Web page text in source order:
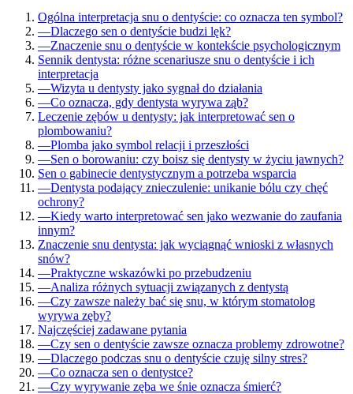
Ogólna interpretacja snu o dentyście: co oznacza ten symbol?
—Dlaczego sen o dentyście budzi lęk?
—Znaczenie snu o dentyście w kontekście psychologicznym
Sennik dentysta: różne scenariusze snu o dentyście i ich
interpretacja
—Wizyta u dentysty jako sygnał do działania
—Co oznacza, gdy dentysta wyrywa ząb?
Leczenie zębów u dentysty: jak interpretować sen o
plombowaniu?
—Plomba jako symbol relacji i przeszłości
—Sen o borowaniu: czy boisz się dentysty w życiu jawnych?
Sen o gabinecie dentystycznym a potrzeba wsparcia
—Dentysta podający znieczulenie: unikanie bólu czy chęć
ochrony?
—Kiedy warto interpretować sen jako wezwanie do zaufania
innym?
Znaczenie snu dentysta: jak wyciągnąć wnioski z własnych
snów?
—Praktyczne wskazówki po przebudzeniu
—Analiza różnych sytuacji związanych z dentystą
—Czy zawsze należy bać się snu, w którym stomatolog
wyrywa zęby?
Najczęściej zadawane pytania
—Czy sen o dentyście zawsze oznacza problemy zdrowotne?
—Dlaczego podczas snu o dentyście czuję silny stres?
—Co oznacza sen o dentystce?
—Czy wyrywanie zęba we śnie oznacza śmierć?